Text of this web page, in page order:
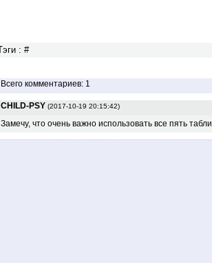
Тэги : #
Всего комментариев: 1
CHILD-PSY (2017-10-19 20:15:42)
Замечу, что очень важно использовать все пять